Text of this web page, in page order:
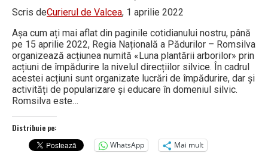
Scris deCurierul de Valcea, 1 aprilie 2022
Așa cum ați mai aflat din paginile cotidianului nostru, până
pe 15 aprilie 2022, Regia Națională a Pădurilor – Romsilva
organizează acțiunea numită «Luna plantării arborilor» prin
acțiuni de împădurire la nivelul direcțiilor silvice. În cadrul
acestei acțiuni sunt organizate lucrări de împădurire, dar și
activități de popularizare și educare în domeniul silvic.
Romsilva este…
Distribuie pe:
WhatsApp
Mai mult